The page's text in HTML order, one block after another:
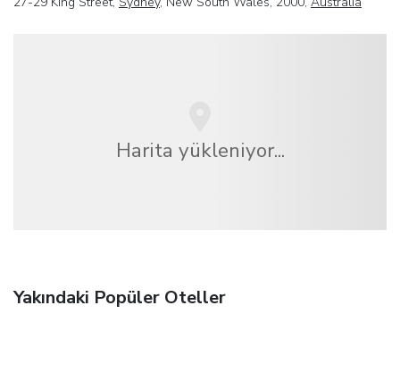
Harita yükleniyor...
Yakındaki Popüler Oteller